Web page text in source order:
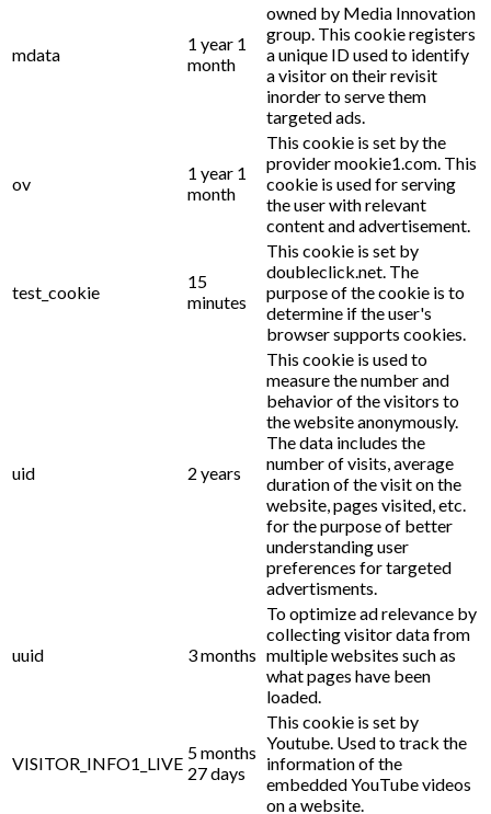
mdata
1 year 1
month
owned by Media Innovation
group. This cookie registers
a unique ID used to identify
a visitor on their revisit
inorder to serve them
targeted ads.
ov
1 year 1
month
This cookie is set by the
provider mookie1.com. This
cookie is used for serving
the user with relevant
content and advertisement.
test_cookie
15
minutes
This cookie is set by
doubleclick.net. The
purpose of the cookie is to
determine if the user's
browser supports cookies.
uid 2 years
This cookie is used to
measure the number and
behavior of the visitors to
the website anonymously.
The data includes the
number of visits, average
duration of the visit on the
website, pages visited, etc.
for the purpose of better
understanding user
preferences for targeted
advertisments.
uuid 3 months
To optimize ad relevance by
collecting visitor data from
multiple websites such as
what pages have been
loaded.
VISITOR_INFO1_LIVE
5 months
27 days
This cookie is set by
Youtube. Used to track the
information of the
embedded YouTube videos
on a website.